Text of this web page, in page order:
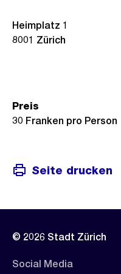
Heimplatz 1
8001 Zürich
Preis
30 Franken pro Person
Seite drucken
© 2026 Stadt Zürich
Social Media